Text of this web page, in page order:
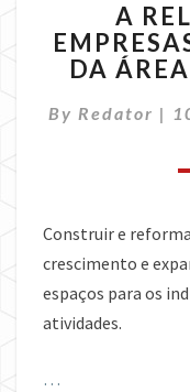
A
DA
By Redator |
Construir e
crescimento e
espaços para os
atividades.
…